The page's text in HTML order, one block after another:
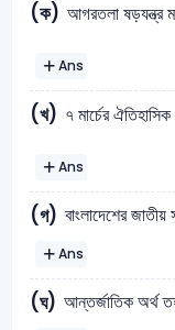
(ক) আগরতলা ষড়যন্ত্র
Ans
(খ) ৭ মার্চের
Ans
(গ) বাংলাদেশের জাতীয়
Ans
(ঘ) আন্তর্জাতিক অর্থ